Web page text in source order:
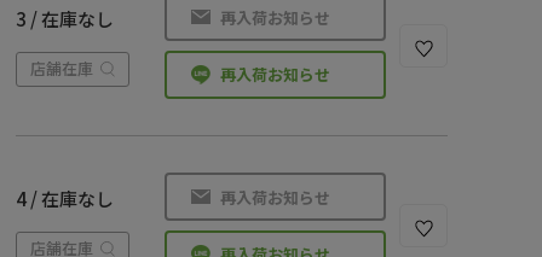
3 / 在庫なし
店舗在庫
再入荷お知らせ
再入荷お知らせ
4 / 在庫なし
店舗在庫
再入荷お知らせ